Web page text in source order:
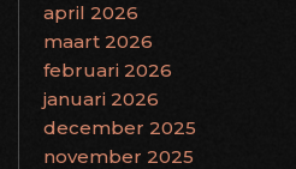
april 2026
maart 2026
februari 2026
januari 2026
december 2025
november 2025